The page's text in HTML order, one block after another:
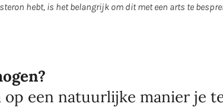
hebt, is het belangrijk om dit met een arts te
een natuurlijke manier je